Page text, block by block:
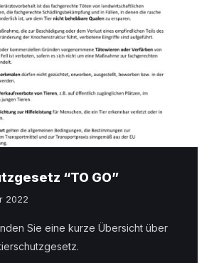
“TO GO”
2022
Sie eine kurze Übersicht über